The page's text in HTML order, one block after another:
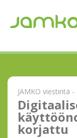
JAMKO viestintä -
korjattu